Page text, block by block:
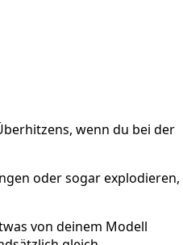
wenn du bei der
oder sogar explodieren,
von deinem Modell